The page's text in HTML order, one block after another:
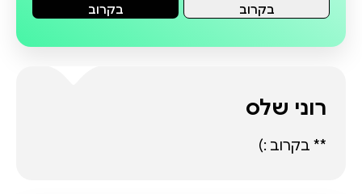
בקרוב
בקרוב
רוני שלס
** בקרוב :)